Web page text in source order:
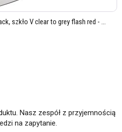
szkło V clear to grey flash red - ...
Nasz zespół z przyjemnością
na zapytanie.